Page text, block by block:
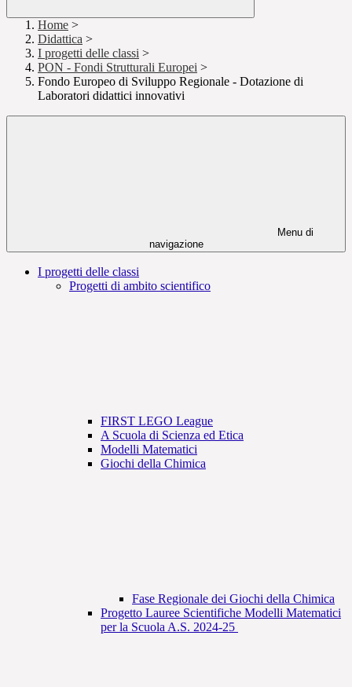
Home >
Didattica >
I progetti delle classi >
PON - Fondi Strutturali Europei >
Fondo Europeo di Sviluppo Regionale - Dotazione di
Laboratori didattici innovativi
Menu di
navigazione
I progetti delle classi
Progetti di ambito scientifico
FIRST LEGO League
A Scuola di Scienza ed Etica
Modelli Matematici
Giochi della Chimica
Fase Regionale dei Giochi della Chimica
Progetto Lauree Scientifiche Modelli Matematici
per la Scuola A.S. 2024-25